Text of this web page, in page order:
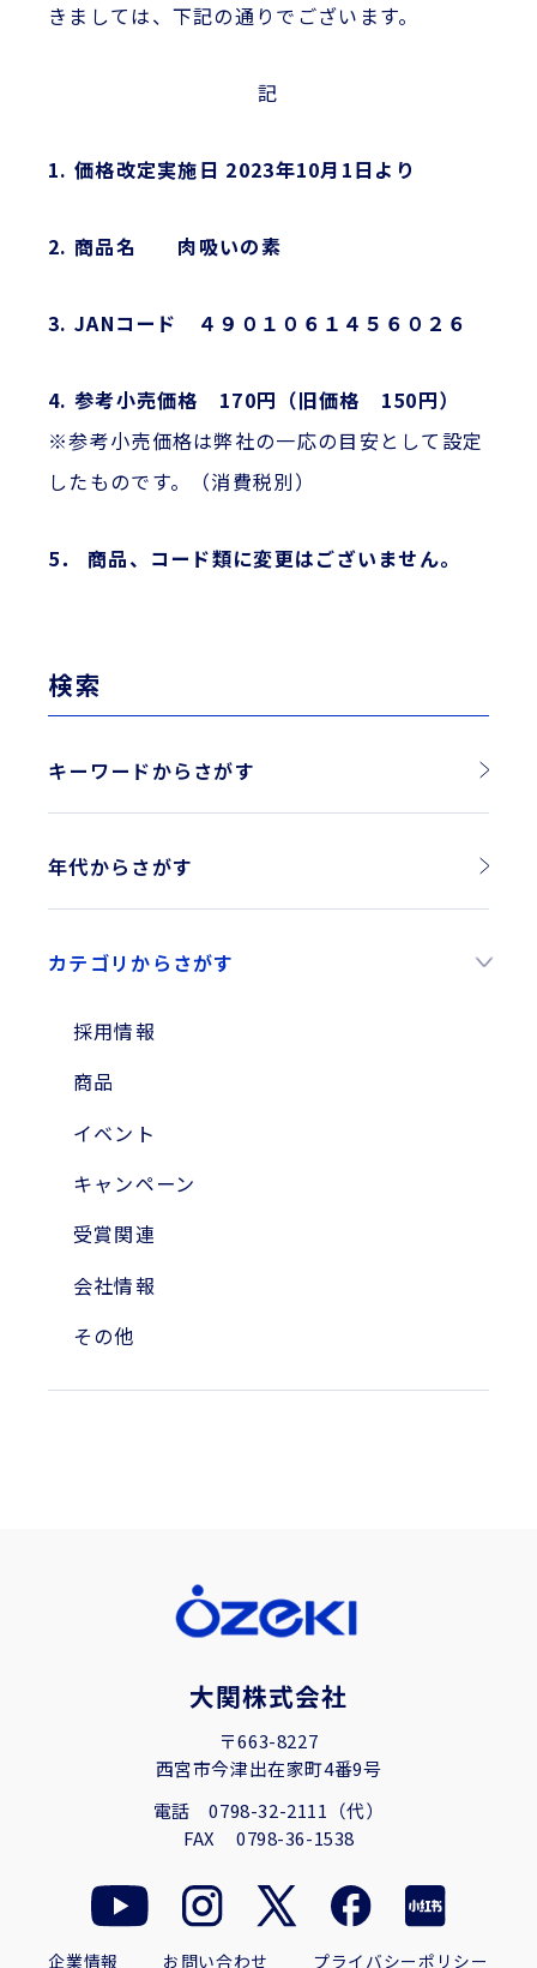
検索
キーワードからさがす
年代からさがす
2025年
2024年
2023年
2010年
2004年
カテゴリからさがす
採用情報
商品
イベント
キャンペーン
受賞関連
会社情報
その他
きましては、下記の通りでございます。
記
1. 価格改定実施日 2023年10月1日より
2. 商品名 肉吸いの素
3. JANコード ４９０１０６１４５６０２６
4. 参考小売価格 170円（旧価格 150円）
※参考小売価格は弊社の一応の目安として設定
したものです。（消費税別）
5． 商品、コード類に変更はございません。
大関株式会社
〒663-8227
西宮市今津出在家町4番9号
電話0798-32-2111（代）
FAX 0798-36-1538
企業情報 お問い合わせ プライバシーポリシー